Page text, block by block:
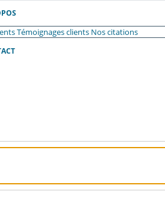
Témoignages clients Nos citations